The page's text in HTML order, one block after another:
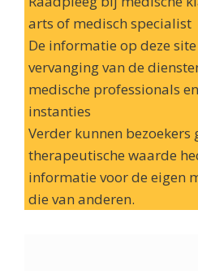
arts of medisch specialist
De informatie op deze
vervanging van de
medische professionals
instanties
Verder kunnen bezoekers
therapeutische waarde
informatie voor de eigen
die van anderen.